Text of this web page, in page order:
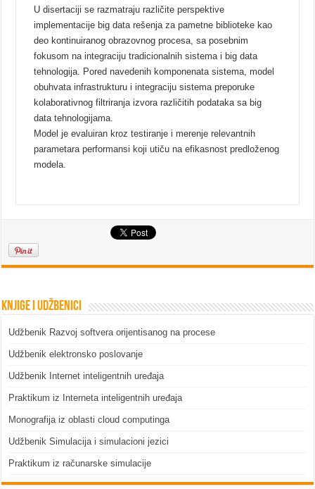
U disertaciji se razmatraju različite perspektive
implementacije big data rešenja za pametne biblioteke kao
deo kontinuiranog obrazovnog procesa, sa posebnim
fokusom na integraciju tradicionalnih sistema i big data
tehnologija. Pored navedenih komponenata sistema, model
obuhvata infrastrukturu i integraciju sistema preporuke
kolaborativnog filtriranja izvora različitih podataka sa big
data tehnologijama.
Model je evaluiran kroz testiranje i merenje relevantnih
parametara performansi koji utiču na efikasnost predloženog
modela.
Knjige i udžbenici
Udžbenik Razvoj softvera orijentisanog na procese
Udžbenik elektronsko poslovanje
Udžbenik Internet inteligentnih uređaja
Praktikum iz Interneta inteligentnih uređaja
Monografija iz oblasti cloud computinga
Udžbenik Simulacija i simulacioni jezici
Praktikum iz računarske simulacije